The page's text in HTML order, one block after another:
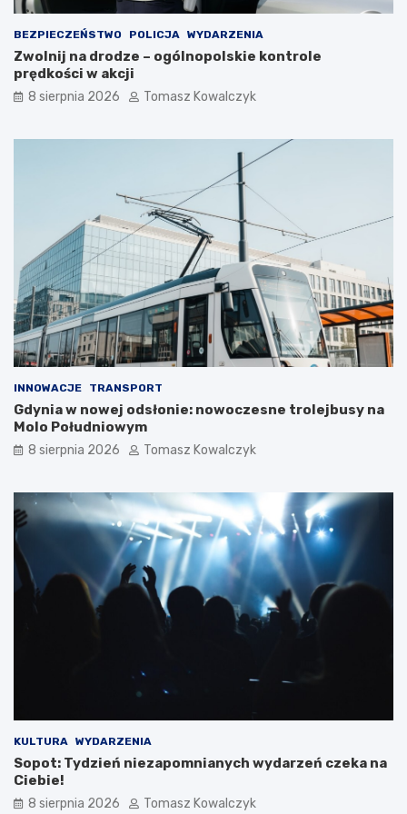
a
t
o
s
i
ć
?
n
m
c
i
e
BEZPIECZEŃSTWO POLICJA WYDARZENIA
Zwolnij na drodze – ogólnopolskie kontrole
prędkości w akcji
8 sierpnia 2026 Tomasz Kowalczyk
INNOWACJE TRANSPORT
Gdynia w nowej odsłonie: nowoczesne trolejbusy na
Molo Południowym
8 sierpnia 2026 Tomasz Kowalczyk
KULTURA WYDARZENIA
Sopot: Tydzień niezapomnianych wydarzeń czeka na
Ciebie!
8 sierpnia 2026 Tomasz Kowalczyk